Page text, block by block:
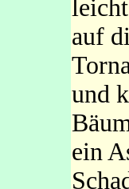
auf
und
ein